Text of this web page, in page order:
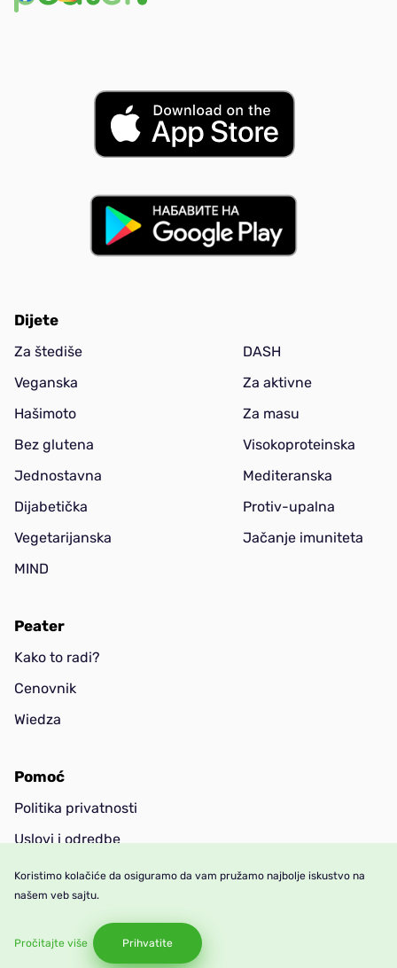
Dijete
Za štediše
Veganska
Hašimoto
Bez glutena
Jednostavna
Dijabetička
Vegetarijanska
MIND
DASH
Za aktivne
Za masu
Visokoproteinska
Mediteranska
Protiv-upalna
Jačanje imuniteta
Peater
Kako to radi?
Cenovnik
Wiedza
Pomoć
Politika privatnosti
Uslovi i odredbe
Kontakt
FAQ
© 2026 Autorska prava zadržava: peater.net
Koristimo kolačiće da osiguramo da vam pružamo najbolje iskustvo na
našem veb sajtu.
Pročitajte više Prihvatite